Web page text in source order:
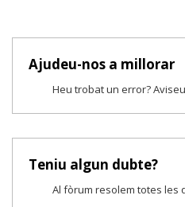
Ajudeu-nos a millorar
Heu trobat un error?
Teniu algun dubte?
Al fòrum resolem totes les